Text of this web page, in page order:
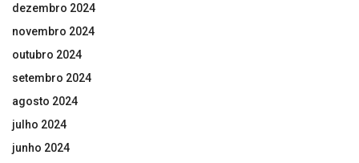
dezembro 2024
novembro 2024
outubro 2024
setembro 2024
agosto 2024
julho 2024
junho 2024